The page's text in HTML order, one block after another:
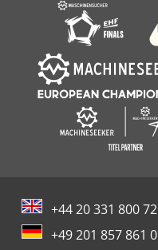
+44 20 331 800 72
+49 201 857 861 0